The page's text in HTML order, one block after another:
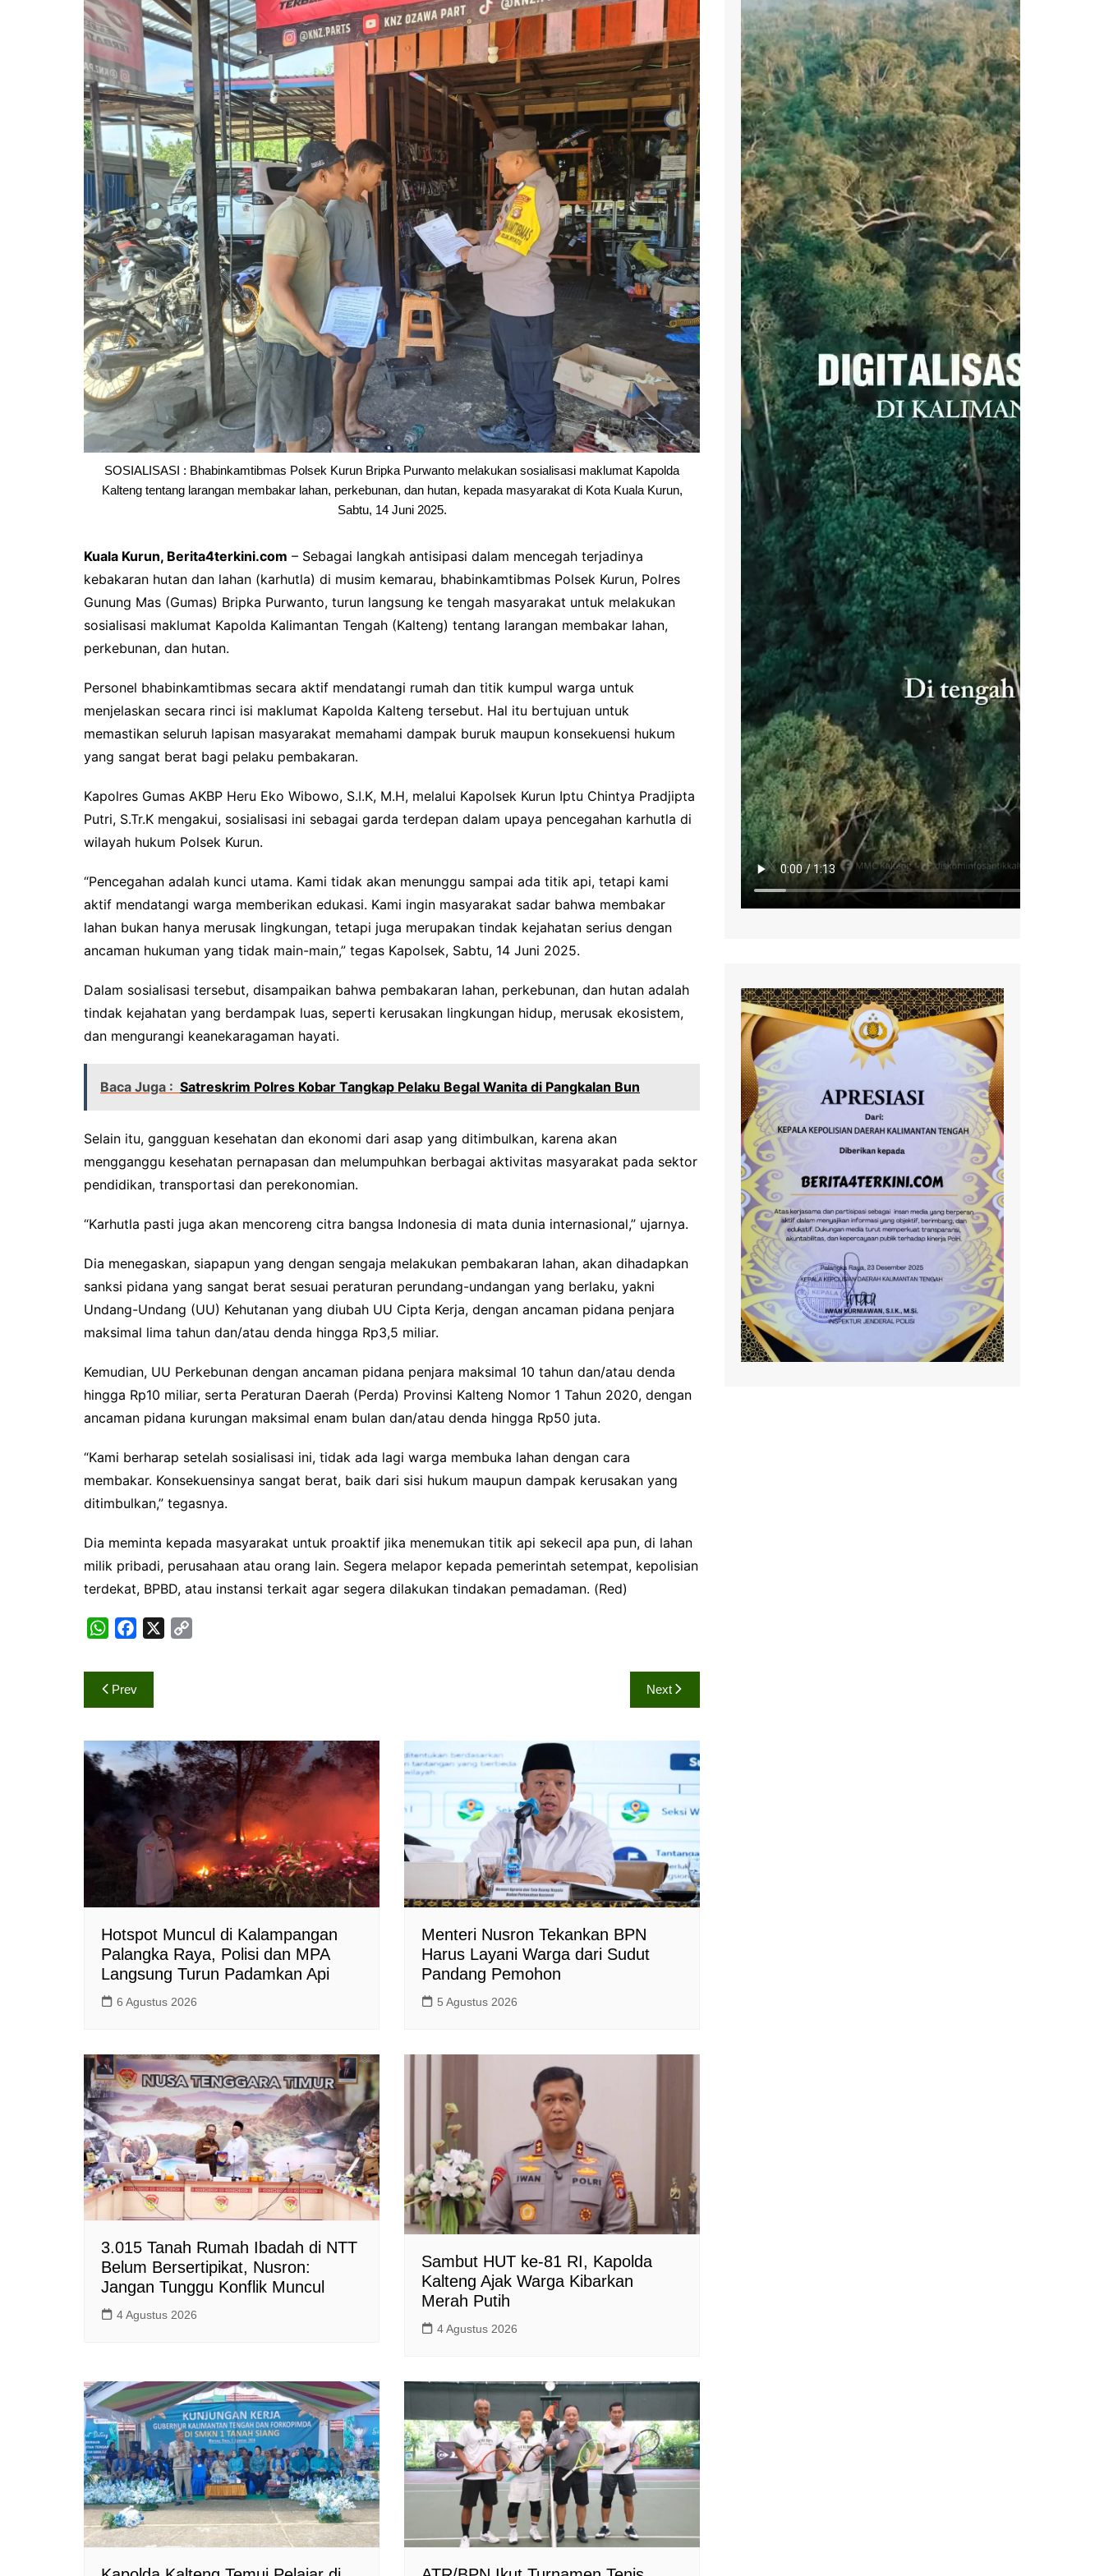
Pemkab Kapuas
Pemkab Pulpis
Pemkab Katingan
Pemkab Kobar
Pemkab Kotim
Pemkab Lamandau
Pemkab Seruyan
Pemkab Sukamara
DPRD Kapuas
DPRD Katingan
DPRD Kobar
DPRD Kotim
DPRD Lamandau
DPRD Pulang Pisau
DPRD Seruyan
DPRD Sukamara
SOSIALISASI : Bhabinkamtibmas Polsek Kurun Bripka Purwanto melakukan sosialisasi maklumat Kapolda
Kalteng tentang larangan membakar lahan, perkebunan, dan hutan, kepada masyarakat di Kota Kuala Kurun,
Sabtu, 14 Juni 2025.
Kuala Kurun, Berita4terkini.com – Sebagai langkah antisipasi dalam mencegah terjadinya
kebakaran hutan dan lahan (karhutla) di musim kemarau, bhabinkamtibmas Polsek Kurun, Polres
Gunung Mas (Gumas) Bripka Purwanto, turun langsung ke tengah masyarakat untuk melakukan
sosialisasi maklumat Kapolda Kalimantan Tengah (Kalteng) tentang larangan membakar lahan,
perkebunan, dan hutan.
Personel bhabinkamtibmas secara aktif mendatangi rumah dan titik kumpul warga untuk
menjelaskan secara rinci isi maklumat Kapolda Kalteng tersebut. Hal itu bertujuan untuk
memastikan seluruh lapisan masyarakat memahami dampak buruk maupun konsekuensi hukum
yang sangat berat bagi pelaku pembakaran.
Kapolres Gumas AKBP Heru Eko Wibowo, S.I.K, M.H, melalui Kapolsek Kurun Iptu Chintya Pradjipta
Putri, S.Tr.K mengakui, sosialisasi ini sebagai garda terdepan dalam upaya pencegahan karhutla di
wilayah hukum Polsek Kurun.
“Pencegahan adalah kunci utama. Kami tidak akan menunggu sampai ada titik api, tetapi kami
aktif mendatangi warga memberikan edukasi. Kami ingin masyarakat sadar bahwa membakar
lahan bukan hanya merusak lingkungan, tetapi juga merupakan tindak kejahatan serius dengan
ancaman hukuman yang tidak main-main,” tegas Kapolsek, Sabtu, 14 Juni 2025.
Dalam sosialisasi tersebut, disampaikan bahwa pembakaran lahan, perkebunan, dan hutan adalah
tindak kejahatan yang berdampak luas, seperti kerusakan lingkungan hidup, merusak ekosistem,
dan mengurangi keanekaragaman hayati.
Baca Juga : Satreskrim Polres Kobar Tangkap Pelaku Begal Wanita di Pangkalan Bun
Selain itu, gangguan kesehatan dan ekonomi dari asap yang ditimbulkan, karena akan
mengganggu kesehatan pernapasan dan melumpuhkan berbagai aktivitas masyarakat pada sektor
pendidikan, transportasi dan perekonomian.
“Karhutla pasti juga akan mencoreng citra bangsa Indonesia di mata dunia internasional,” ujarnya.
Dia menegaskan, siapapun yang dengan sengaja melakukan pembakaran lahan, akan dihadapkan
sanksi pidana yang sangat berat sesuai peraturan perundang-undangan yang berlaku, yakni
Undang-Undang (UU) Kehutanan yang diubah UU Cipta Kerja, dengan ancaman pidana penjara
maksimal lima tahun dan/atau denda hingga Rp3,5 miliar.
Kemudian, UU Perkebunan dengan ancaman pidana penjara maksimal 10 tahun dan/atau denda
hingga Rp10 miliar, serta Peraturan Daerah (Perda) Provinsi Kalteng Nomor 1 Tahun 2020, dengan
ancaman pidana kurungan maksimal enam bulan dan/atau denda hingga Rp50 juta.
“Kami berharap setelah sosialisasi ini, tidak ada lagi warga membuka lahan dengan cara
membakar. Konsekuensinya sangat berat, baik dari sisi hukum maupun dampak kerusakan yang
ditimbulkan,” tegasnya.
Dia meminta kepada masyarakat untuk proaktif jika menemukan titik api sekecil apa pun, di lahan
milik pribadi, perusahaan atau orang lain. Segera melapor kepada pemerintah setempat, kepolisian
terdekat, BPBD, atau instansi terkait agar segera dilakukan tindakan pemadaman. (Red)
h
A
a
c
o
o
i
n
Navigasi
pos
Prev Next
Hotspot Muncul di Kalampangan
Palangka Raya, Polisi dan MPA
Langsung Turun Padamkan Api
6 Agustus 2026
Menteri Nusron Tekankan BPN
Harus Layani Warga dari Sudut
Pandang Pemohon
5 Agustus 2026
3.015 Tanah Rumah Ibadah di NTT
Belum Bersertipikat, Nusron:
Jangan Tunggu Konflik Muncul
4 Agustus 2026
Sambut HUT ke-81 RI, Kapolda
Kalteng Ajak Warga Kibarkan
Merah Putih
4 Agustus 2026